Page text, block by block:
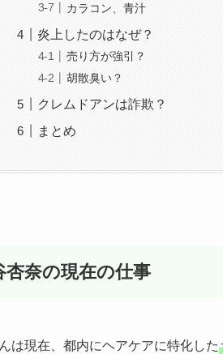
カラコン、青汁
炎上したのはなぜ？
売り方が強引？
胡散臭い？
クレムドアンは詐欺？
まとめ
杏奈の現在の仕事
は現在、都内にヘアケアに特化した